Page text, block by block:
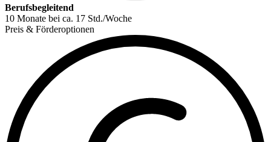
Berufsbegleitend
10 Monate bei ca. 17 Std./Woche
Preis & Förderoptionen